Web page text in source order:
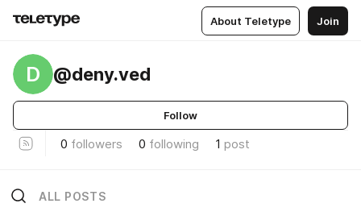
About Teletype Join
D @deny.ved
Follow
0 followers 0 following 1 post
ALL POSTS